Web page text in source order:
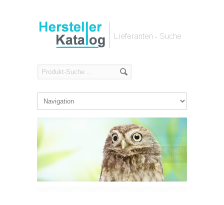
LIEFERANTENSUCHE
SUCHE NACH NEUEN
LIEFERANTEN